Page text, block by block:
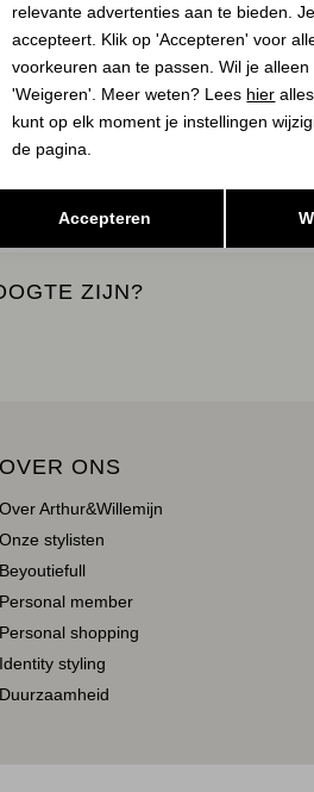
ZIJN?
OVER ONS
Over Arthur&Willemijn
Onze stylisten
Beyoutiefull
Personal member
Personal shopping
Identity styling
Duurzaamheid
relevante advertenties aan te bieden.
accepteert. Klik op 'Accepteren' voor
voorkeuren aan te passen. Wil je
'Weigeren'. Meer weten? Lees hier
kunt op elk moment je instellingen
de pagina.
Accepteren